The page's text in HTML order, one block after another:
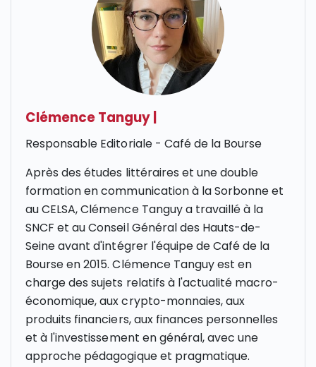
Clémence Tanguy
Responsable Editoriale - Café de la Bourse
Après des études littéraires et une double
formation en communication à la Sorbonne et
au CELSA, Clémence Tanguy a travaillé à la
SNCF et au Conseil Général des Hauts-de-
Seine avant d'intégrer l'équipe de Café de la
Bourse en 2015. Clémence Tanguy est en
charge des sujets relatifs à l'actualité macro-
économique, aux crypto-monnaies, aux
produits financiers, aux finances personnelles
et à l'investissement en général, avec une
approche pédagogique et pragmatique.